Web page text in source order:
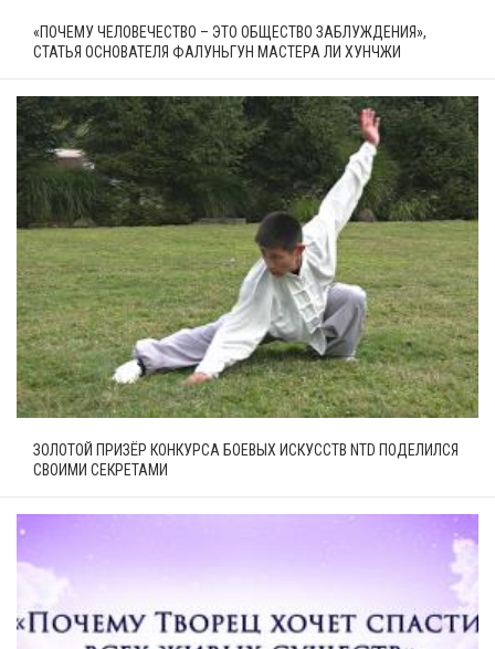
«ПОЧЕМУ ЧЕЛОВЕЧЕСТВО – ЭТО ОБЩЕСТВО ЗАБЛУЖДЕНИЯ»,
СТАТЬЯ ОСНОВАТЕЛЯ ФАЛУНЬГУН МАСТЕРА ЛИ ХУНЧЖИ
ЗОЛОТОЙ ПРИЗЁР КОНКУРСА БОЕВЫХ ИСКУССТВ NTD ПОДЕЛИЛСЯ
СВОИМИ СЕКРЕТАМИ